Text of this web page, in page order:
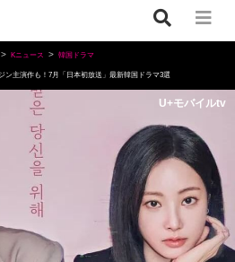
Kニュース 韓国ドラマ
ン主演作も！7月「日本初放送」最新韓国ドラマ3選
U+モバイルtv